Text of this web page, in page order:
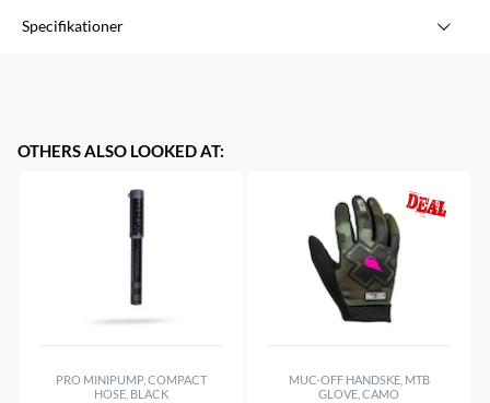
Specifikationer
OTHERS ALSO LOOKED AT:
PRO MINIPUMP, COMPACT
HOSE, BLACK
MUC-OFF HANDSKE, MTB
GLOVE, CAMO